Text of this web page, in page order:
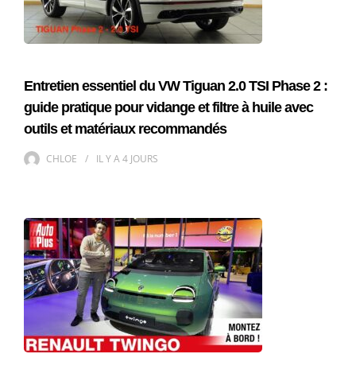
Entretien essentiel du VW Tiguan 2.0 TSI Phase 2 :
guide pratique pour vidange et filtre à huile avec
outils et matériaux recommandés
CHLOE IL Y A4 JOURS